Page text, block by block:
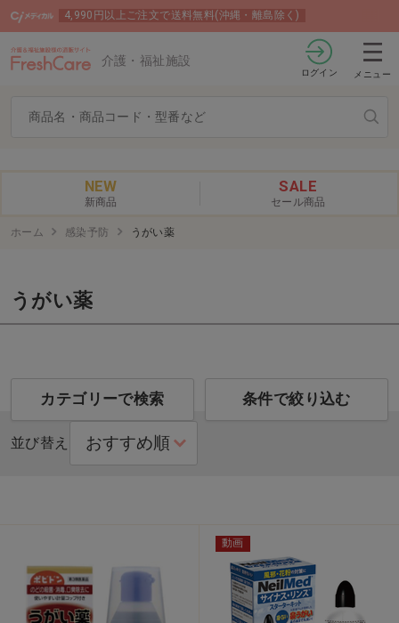
4,990円以上ご注文で送料無料(沖縄・離島除く)
介護・福祉施設
ログイン メニュー
NEW
新商品
SALE
セール商品
ホーム 感染予防 うがい薬
うがい薬
カテゴリーで検索 条件で絞り込む
並び替え
動画